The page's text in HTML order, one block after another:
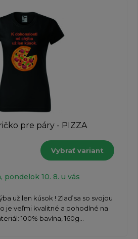
pre páry - PIZZA
Vybrať variant
, pondelok 10. 8. u vás
už len kúsok ! Zlaď sa so svojou
je veľmi kvalitné a pohodlné na
100% bavlna, 160g...